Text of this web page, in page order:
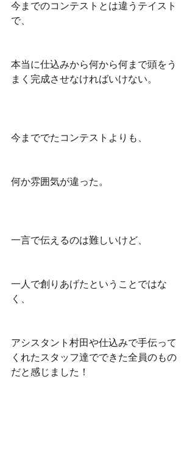
今までのコンテストとは違うテイスト
で、
本当に仕込みから何から何まで頭をう
まく完成させなければいけない。
今まででたコンテストよりも、
何か雰囲気が違った。
一言で伝えるのは難しいけど、
一人で創りあげたということではな
く、
アシスタント村田や仕込みで手伝って
くれたスタッフ達でできた全員のもの
だと感じました！